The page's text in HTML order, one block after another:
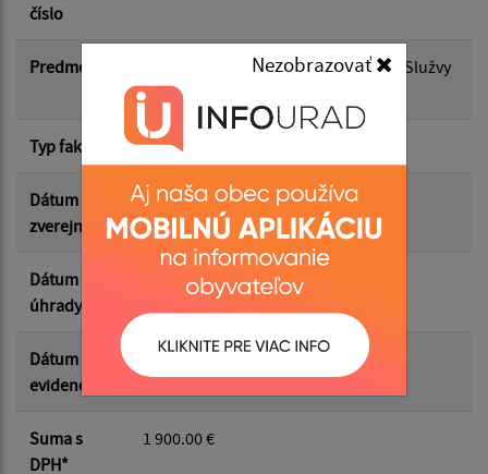
Nezobrazovať
Suma od:
Filtrovať Reset
číslo
Predmet
FP: 26177 F /20260007 23.06.26 - FP-Služvy
VO-Obnova budovy ZŠ
Typ faktúry dodávateľská
Dátum
zverejnenia
01.07.2026
Dátum
úhrady
24.06.2026
Dátum
evidencie
23.06.2026
Suma s
DPH*
1 900.00 €